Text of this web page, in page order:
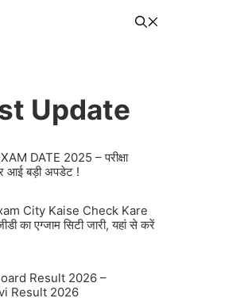
Update
DATE 2025 – परीक्षा
आई बड़ी अपडेट !
City Kaise Check Kare
का एग्जाम सिटी जारी, यहां से करें
Result 2026 –
Result 2026